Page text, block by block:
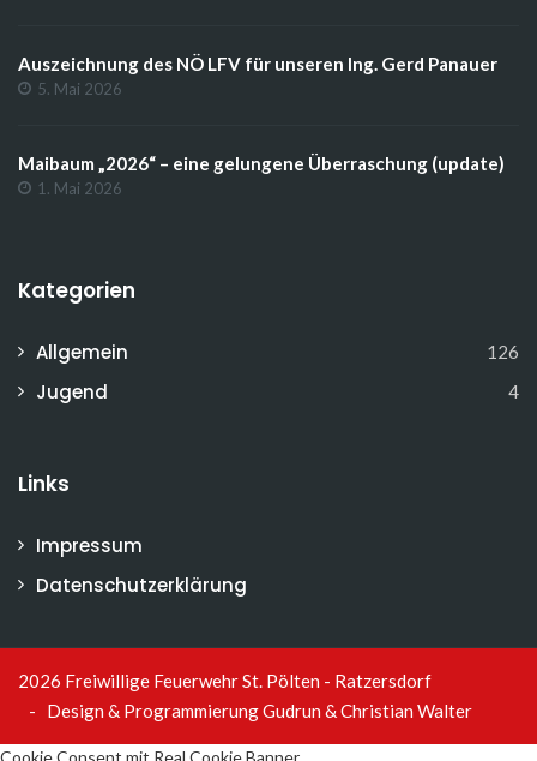
Auszeichnung des NÖ LFV für unseren Ing. Gerd Panauer
5. Mai 2026
Maibaum „2026“ – eine gelungene Überraschung (update)
1. Mai 2026
Kategorien
Allgemein 126
Jugend 4
Links
Impressum
Datenschutzerklärung
2026 Freiwillige Feuerwehr St. Pölten - Ratzersdorf
- Design & ProgrammierungGudrun & Christian Walter
Cookie Consent mit Real Cookie Banner